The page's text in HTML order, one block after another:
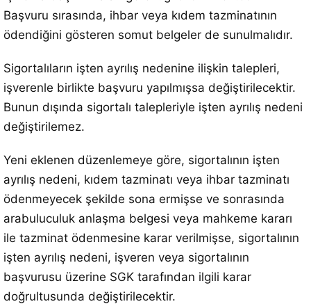
Başvuru sırasında, ihbar veya kıdem tazminatının
ödendiğini gösteren somut belgeler de sunulmalıdır.
Sigortalıların işten ayrılış nedenine ilişkin talepleri,
işverenle birlikte başvuru yapılmışsa değiştirilecektir.
Bunun dışında sigortalı talepleriyle işten ayrılış nedeni
değiştirilemez.
Yeni eklenen düzenlemeye göre, sigortalının işten
ayrılış nedeni, kıdem tazminatı veya ihbar tazminatı
ödenmeyecek şekilde sona ermişse ve sonrasında
arabuluculuk anlaşma belgesi veya mahkeme kararı
ile tazminat ödenmesine karar verilmişse, sigortalının
işten ayrılış nedeni, işveren veya sigortalının
başvurusu üzerine SGK tarafından ilgili karar
doğrultusunda değiştirilecektir.